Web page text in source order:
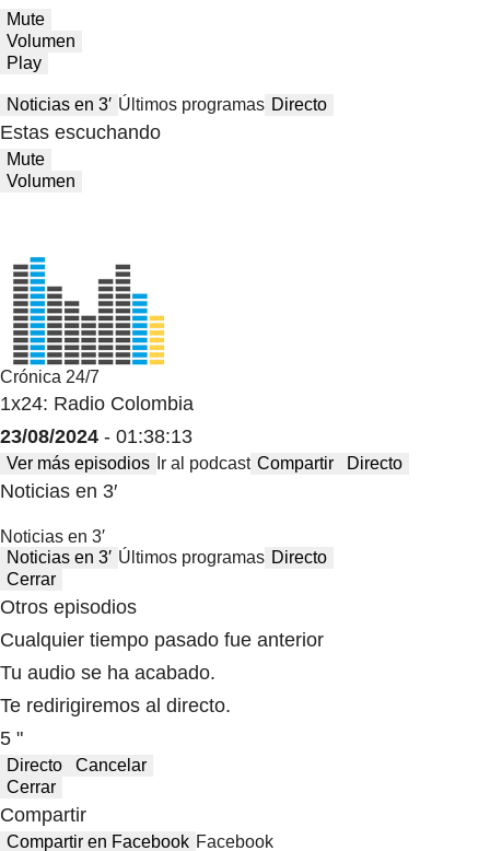
Mute
Volumen
Play
Noticias en 3′ Últimos programas Directo
Estas escuchando
Mute
Volumen
Crónica 24/7
1x24: Radio Colombia
23/08/2024 - 01:38:13
Ver más episodios Ir al podcast Compartir Directo
Noticias en 3′
Noticias en 3′
Noticias en 3′ Últimos programas Directo
Cerrar
Otros episodios
Cualquier tiempo pasado fue anterior
Tu audio se ha acabado.
Te redirigiremos al directo.
5 "
Directo
Cancelar
Cerrar
Compartir
Compartir en Facebook Facebook